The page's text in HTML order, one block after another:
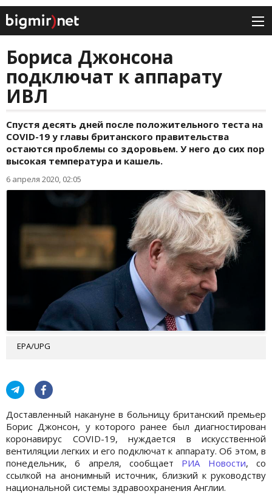
Бориса Джонсона
подключат к аппарату
ИВЛ
Спустя десять дней после положительного теста на
COVID-19 у главы британского правительства
остаются проблемы со здоровьем. У него до сих пор
высокая температура и кашель.
6 апреля 2020, 02:05
EPA/UPG
Доставленный накануне в больницу британский премьер
Борис Джонсон, у которого ранее был диагностирован
коронавирус COVID-19, нуждается в искусственной
вентиляции легких и его подключат к аппарату. Об этом, в
понедельник, 6 апреля, сообщает РИА Новости, со
ссылкой на анонимный источник, близкий к руководству
национальной системы здравоохранения Англии.